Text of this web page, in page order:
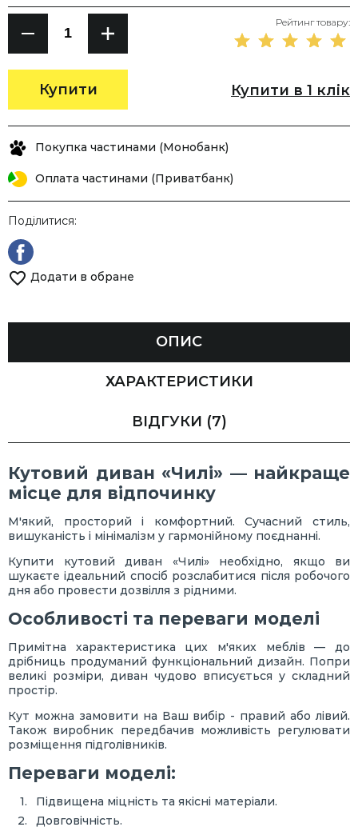
Купити
Рейтинг товару:
Купити в 1 клік
Покупка частинами (Монобанк)
Оплата частинами (Приватбанк)
Поділитися:
Додати в обране
ОПИС
ХАРАКТЕРИСТИКИ
ВІДГУКИ (7)
Кутовий диван «Чилі» — найкраще
місце для відпочинку
М'який, просторий і комфортний. Сучасний стиль,
вишуканість і мінімалізм у гармонійному поєднанні.
Купити кутовий диван «Чилі» необхідно, якщо ви
шукаєте ідеальний спосіб розслабитися після робочого
дня або провести дозвілля з рідними.
Особливості та переваги моделі
Примітна характеристика цих м'яких меблів — до
дрібниць продуманий функціональний дизайн. Попри
великі розміри, диван чудово вписується у складний
простір.
Кут можна замовити на Ваш вибір - правий або лівий.
Також виробник передбачив можливість регулювати
розміщення підголівників.
Переваги моделі:
Підвищена міцність та якісні матеріали.
Довговічність.